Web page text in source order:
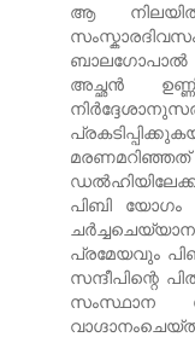
ആ
ബാലഗോപാല്‍
അച്ഛന്‍
പിബി യോഗം
പ്രമേയവും
സന്ദീപിന്റെ
സംസ്ഥാന